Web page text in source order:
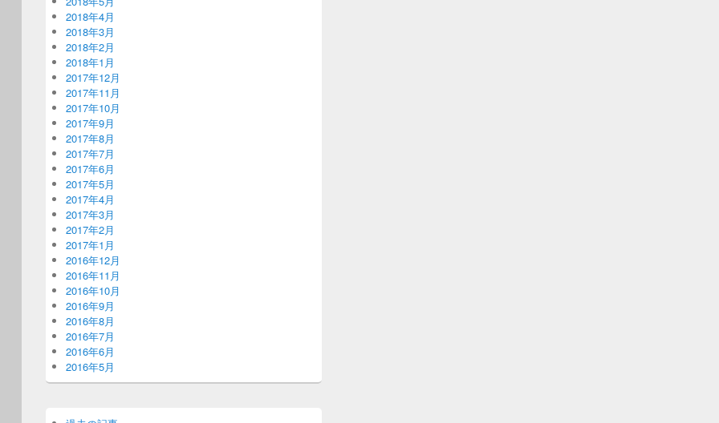
2018年4月
2018年3月
2018年2月
2018年1月
2017年12月
2017年11月
2017年10月
2017年9月
2017年8月
2017年7月
2017年6月
2017年5月
2017年4月
2017年3月
2017年2月
2017年1月
2016年12月
2016年11月
2016年10月
2016年9月
2016年8月
2016年7月
2016年6月
2016年5月